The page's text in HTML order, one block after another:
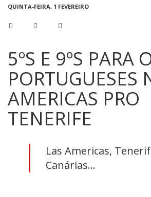
QUINTA-FEIRA, 1 FEVEREIRO
5ºS E 9ºS PARA
PORTUGUESES
AMERICAS PRO
TENERIFE
Las Americas,
Canárias...